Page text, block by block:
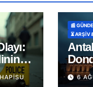
HAPISU
📰
⏳ ARŞİV
6